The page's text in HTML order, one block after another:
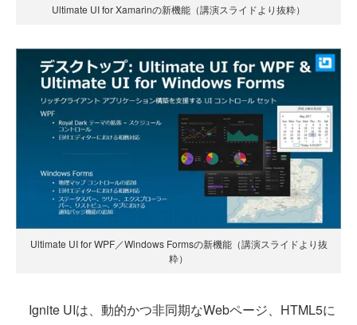
Ultimate UI for Xamarinの新機能（講演スライドより抜粋）
Ultimate UI for WPF／Windows Formsの新機能（講演スライドより抜
粋）
Ignite UIは、動的かつ非同期なWebページ、HTML5に